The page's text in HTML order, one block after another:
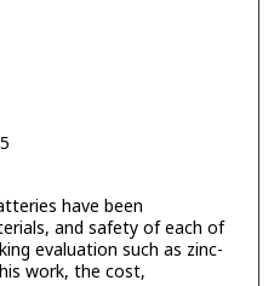
have been
and safety of each of
evaluation such as zinc-
work, the cost,